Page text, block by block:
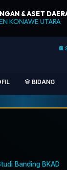
& ASET
KONAWE UTARA
BIDANG
Banding BKAD